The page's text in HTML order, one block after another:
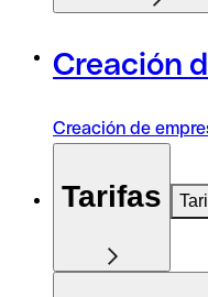
Creación
Creación de
Tarifas